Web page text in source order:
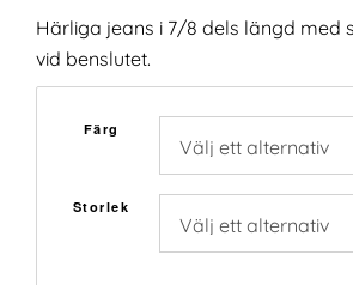
Härliga jeans i 7/8 dels längd med
vid benslutet.
Färg
Storlek